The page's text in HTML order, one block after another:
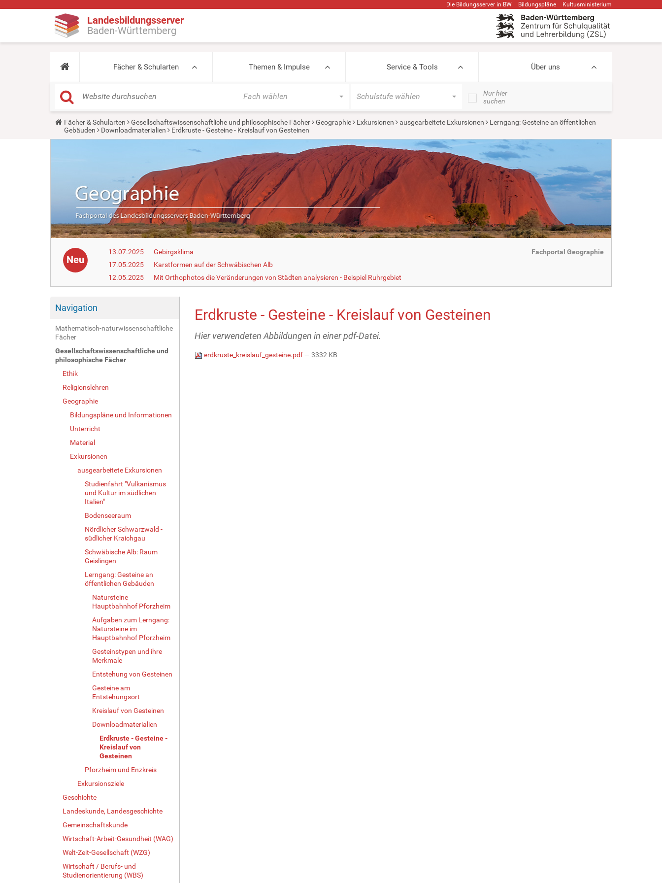
Die Bildungsserver in BW Bildungspläne Kultusministerium
Landesbildungsserver
Baden-Württemberg
Fächer & Schularten Themen & Impulse Service & Tools Über uns
Fach wählen Schulstufe wählen
Nur hier
suchen
Y
u
Fächer & Schularten Gesellschaftswissenschaftliche und philosophische Fächer Geographie Exkursionen ausgearbeitete Exkursionen
Lerngang: Gesteine an öffentlichen
Gebäuden
Downloadmaterialien Erdkruste - Gesteine - Kreislauf von Gesteinen
Neu
13.07.2025
Gebirgsklima
17.05.2025
Karstformen auf der Schwäbischen Alb
12.05.2025
Mit Orthophotos die Veränderungen von Städten analysieren - Beispiel Ruhrgebiet
Fachportal Geographie
Navigation
Mathematisch-naturwissenschaftliche
Fächer
Gesellschaftswissenschaftliche und
philosophische Fächer
Ethik
Religionslehren
Geographie
Bildungspläne und Informationen
Unterricht
Material
Exkursionen
ausgearbeitete Exkursionen
Studienfahrt "Vulkanismus
und Kultur im südlichen
Italien"
Bodenseeraum
Nördlicher Schwarzwald -
südlicher Kraichgau
Schwäbische Alb: Raum
Geislingen
Lerngang: Gesteine an
öffentlichen Gebäuden
Natursteine
Hauptbahnhof Pforzheim
Aufgaben zum Lerngang:
Natursteine im
Hauptbahnhof Pforzheim
Gesteinstypen und ihre
Merkmale
Entstehung von Gesteinen
Gesteine am
Entstehungsort
Kreislauf von Gesteinen
Downloadmaterialien
Erdkruste - Gesteine -
Kreislauf von
Gesteinen
Pforzheim und Enzkreis
Exkursionsziele
Geschichte
Landeskunde, Landesgeschichte
Gemeinschaftskunde
Wirtschaft-Arbeit-Gesundheit (WAG)
Welt-Zeit-Gesellschaft (WZG)
Wirtschaft / Berufs- und
Studienorientierung (WBS)
Erdkruste - Gesteine - Kreislauf von Gesteinen
Hier verwendeten Abbildungen in einer pdf-Datei.
erdkruste_kreislauf_gesteine.pdf— 3332 KB